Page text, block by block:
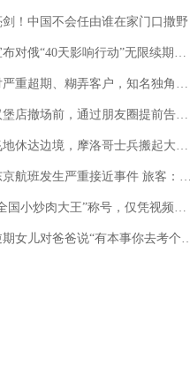
！中国不会任由谁在家门口撒野
天影响行动”无限续期，7月两国对轰数据均创纪录
名独角兽车企创始人回应：都没证据，将依法采取措施，“本人长期与美国交管局保持沟通，对方表示肯定”
朋友圈提前告知逐一退费，有顾客仅剩1元也全被退回，分文不少；顾客：言而有信，让人感动
摩洛哥士兵搬起大石块投向移民引争议，此前一天内数万人从摩洛哥涌入西班牙
严重接近事件 旅客：正常下降后突然拉升，下飞机时都不知险些撞机
炒肉大王”称号，仅凭视频评出？中国烹饪协会回应
事你去考个研究生”，44岁职场“老登”一战上岸“985”；父亲坦言拒绝空想，常年保持每月读6本书的习惯